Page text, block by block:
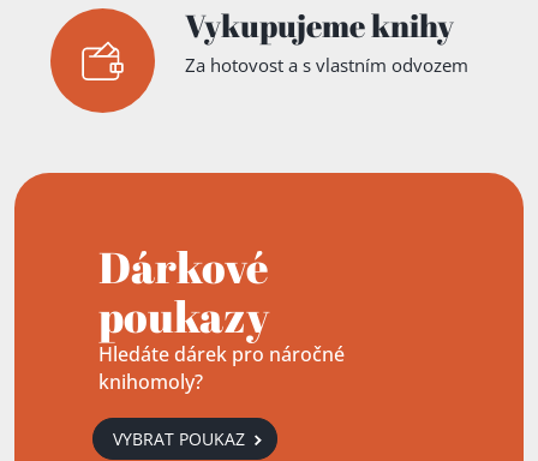
Vykupujeme knihy
Za hotovost a s vlastním odvozem
Dárkové
poukazy
Hledáte dárek pro náročné
knihomoly?
VYBRAT POUKAZ